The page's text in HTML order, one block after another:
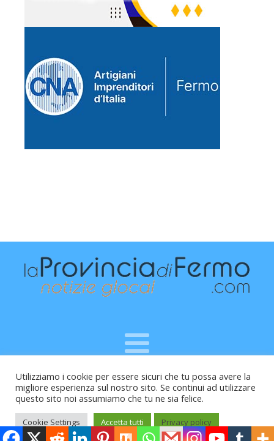
Raffaele Vitali - via Leopardi 10 - 61121 Pesaro (PU) -
Cod.Fisc VTLRFL77B02L500Y - Testata giornalistica, aut.
Trib.Fermo n.04/2010 del 05/08/2010
Utilizziamo i cookie per essere sicuri che tu possa avere la
migliore esperienza sul nostro sito. Se continui ad utilizzare
questo sito noi assumiamo che tu ne sia felice.
Cookie Settings Accetta tutti Privacy policy